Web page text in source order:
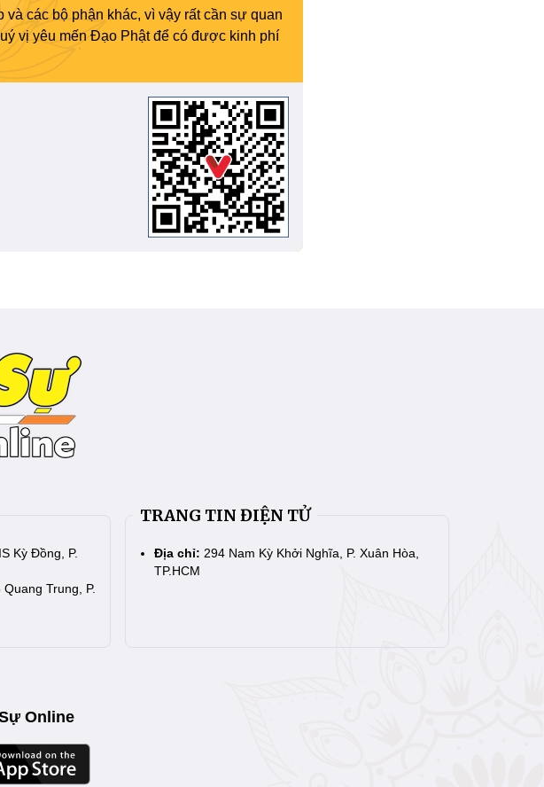
các bộ phận khác, vì vậy rất cần sự quan
vị yêu mến Đạo Phật để có được kinh phí
Kỳ Đồng, P.
Quang Trung, P.
TRANG TIN ĐIỆN TỬ
Địa chỉ: 294 Nam Kỳ Khởi Nghĩa, P. Xuân Hòa,
TP.HCM
Online